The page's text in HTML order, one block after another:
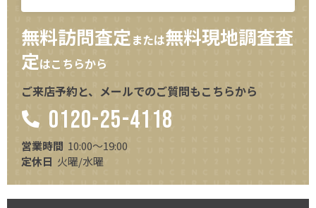
無料訪問査定または無料現地調査査
定はこちらから
ご来店予約と、メールでのご質問もこちらから
0120-25-4118
営業時間 10:00～19:00
定休日 火曜/水曜